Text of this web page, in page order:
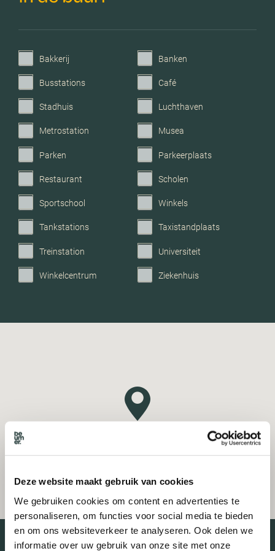
Deze website maakt gebruik van cookies
We gebruiken cookies om content en advertenties te
personaliseren, om functies voor social media te bieden
en om ons websiteverkeer te analyseren. Ook delen we
informatie over uw gebruik van onze site met onze
Parkeerfaciliteiten Op eigen terrein
GarageBakkerij Banken
Busstations Café
Stadhuis Luchthaven
Metrostation Musea
Parken Parkeerplaats
Restaurant Scholen
Sportschool Winkels
Tankstations Taxistandplaats
Treinstation Universiteit
Winkelcentrum Ziekenhuis